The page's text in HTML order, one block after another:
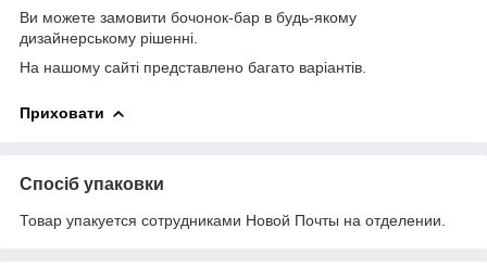
Ви можете замовити бочонок-бар в будь-якому
дизайнерському рішенні.
На нашому сайті представлено багато варіантів.
Приховати
Спосіб упаковки
Товар упакуется сотрудниками Новой Почты на отделении.